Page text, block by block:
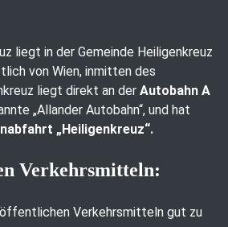
liegt in der Gemeinde Heiligenkreuz
von Wien, inmitten des
liegt direkt an der Autobahn A
„Allander Autobahn“, und hat
„Heiligenkreuz“.
Verkehrsmitteln:
Verkehrsmitteln gut zu